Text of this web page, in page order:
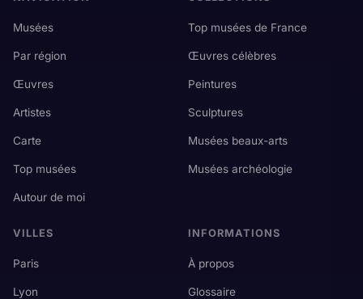
Musées
Par région
Œuvres
Artistes
Carte
Top musées
Autour de moi
Top musées de France
Œuvres célèbres
Peintures
Sculptures
Musées beaux-arts
Musées archéologie
VILLES
Paris
Lyon
INFORMATIONS
À propos
Glossaire